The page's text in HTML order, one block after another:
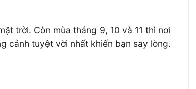
trời. Còn mùa tháng 9, 10 và 11 thì nơi
cảnh tuyệt vời nhất khiến bạn say lòng.